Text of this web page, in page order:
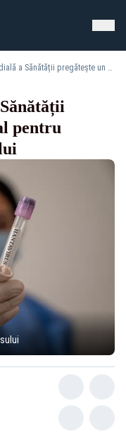
Organizația Mondială a Sănătății pregătește un plan special pentru combaterea hantavirusului
pentru